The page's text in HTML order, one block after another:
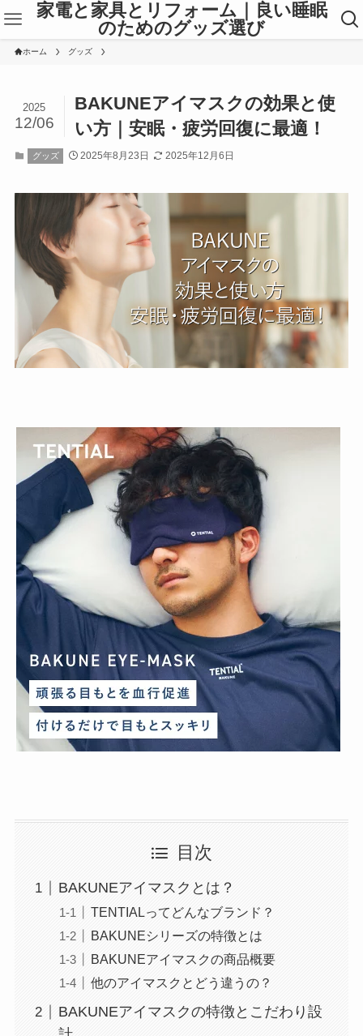
家電と家具とリフォーム｜良い睡眠
のためのグッズ選び
ホーム グッズ
BAKUNEアイマスクの効果と使
い方｜安眠・疲労回復に最適！
2025
12/06
グッズ 2025年8月23日 2025年12月6日
目次
BAKUNEアイマスクとは？
TENTIALってどんなブランド？
BAKUNEシリーズの特徴とは
BAKUNEアイマスクの商品概要
他のアイマスクとどう違うの？
BAKUNEアイマスクの特徴とこだわり設